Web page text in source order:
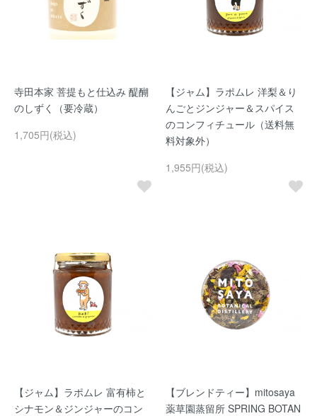
寺田本家 菩提もと仕込み 醍醐
のしずく（要冷蔵）
1,705円(税込)
【ジャム】ラポムレ 洋梨＆り
んごとジンジャー＆スパイス
のコンフィチュール（送料無
料対象外）
1,955円(税込)
【ジャム】ラポムレ 富有柿と
シナモン＆ジンジャーのコン
【ブレンドティー】mitosaya
薬草園蒸留所 SPRING BOTAN